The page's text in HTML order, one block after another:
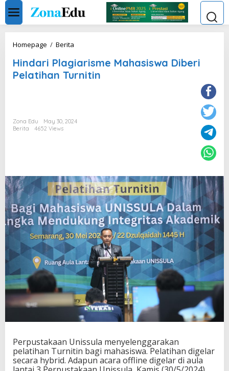
Skip
content
Homepage / Berita
Mahasiswa
Diberi
Pelatihan
Hindari Plagiarisme Mahasiswa Diberi
Pelatihan Turnitin
Zona Edu
May 30, 2024
Berita
4652 Views
Perpustakaan Unissula menyelenggarakan
pelatihan Turnitin bagi mahasiswa. Pelatihan digelar
secara hybrid. Adapun acara offline digelar di aula